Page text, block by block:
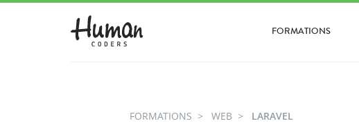
FORMATIONS
FORMATIONS WEB LARAVEL